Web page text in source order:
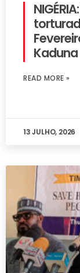
Kaduna
READ MORE »
13 JULHO, 2026